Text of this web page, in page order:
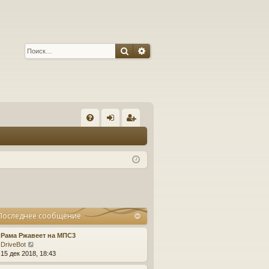
ПоискРасширенный поиск
Q д ис
ия
сообщение
Рама Ржавеет на МПС3
DriveBot
е
р
15 дек 2018, 18:43